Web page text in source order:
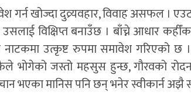
खोज्दा दुव्र्यवहार, विवाह असफल ।
विक्षिप्त बनाउँछ । बाँच्ने आधार
उत्कृष्ट रुपमा समावेश गरिएको
भोगेको जस्तो महसुस हुन्छ, गौरवको
भएका मानिस पनि छन् भनेर स्वीकार्न